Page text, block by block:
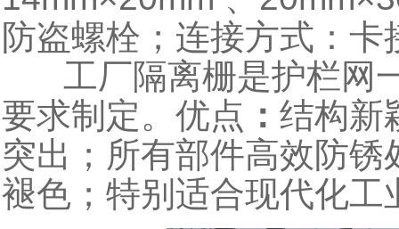
防盗螺栓；连接方式：卡
工厂隔离栅是护栏网
要求制定。 优点 ： 结构新
突出；所有部件高效防
褪色；特别适合现代化工